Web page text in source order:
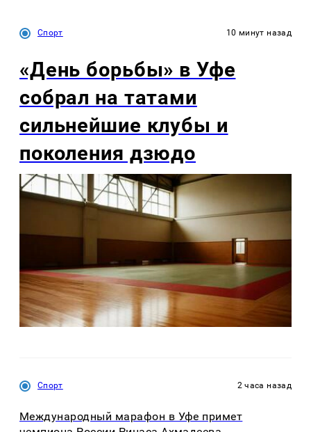
Спорт 10 минут назад
«День борьбы» в Уфе
собрал на татами
сильнейшие клубы и
поколения дзюдо
Спорт 2 часа назад
Международный марафон в Уфе примет